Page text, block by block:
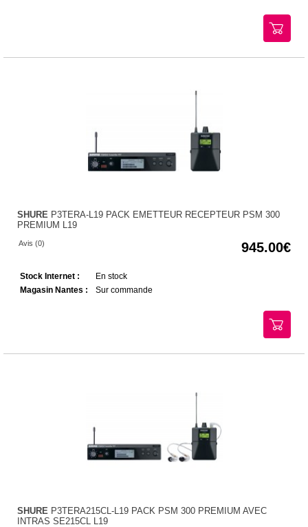
SHURE P3TERA-L19 PACK EMETTEUR RECEPTEUR PSM 300
PREMIUM L19
Avis (0) 945.00
Stock Internet :
En stock
Magasin Nantes :
Sur commande
SHURE P3TERA215CL-L19 PACK PSM 300 PREMIUM AVEC
INTRAS SE215CL L19